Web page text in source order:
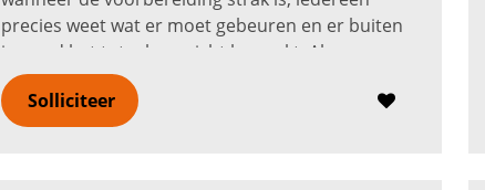
precies weet wat er moet gebeuren en er buiten
iemand het totaaloverzicht bewaakt. Als voorman
hovenier aanleg in Utrecht geef je...
Solliciteer